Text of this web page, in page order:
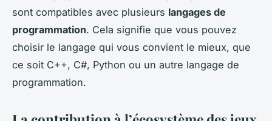
sont compatibles avec plusieurs langages de
programmation. Cela signifie que vous pouvez
choisir le langage qui vous convient le mieux, que
ce soit C++, C#, Python ou un autre langage de
programmation.